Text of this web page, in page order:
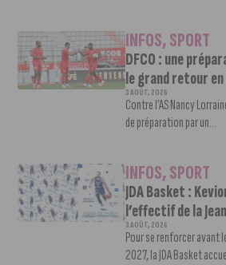
INFOS,SPORT
DFCO : une
le grand retour en
3 AOÛT, 2026
Contre l’AS Nancy
de préparation par un...
INFOS,SPORT
JDA Basket :
l’effectif de la
3 AOÛT, 2026
Pour se renforcer avant
2027, la JDA Basket